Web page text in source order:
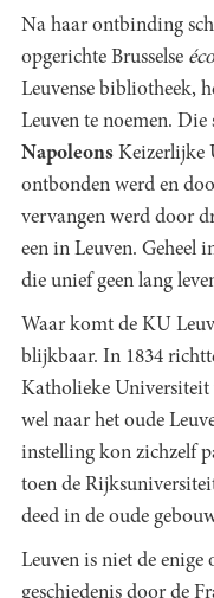
Na haar ontbinding
opgerichte Brusselse
Leuvense bibliotheek,
Leuven te noemen.
Napoleons Keizerlijke
ontbonden werd en
vervangen werd door
een in Leuven. Geheel
die unief geen lang
Waar komt de KU
blijkbaar. In 1834
Katholieke Universiteit
wel naar het oude
instelling kon zichzelf
toen de
deed in de oude
Leuven is niet de
geschiedenis door de